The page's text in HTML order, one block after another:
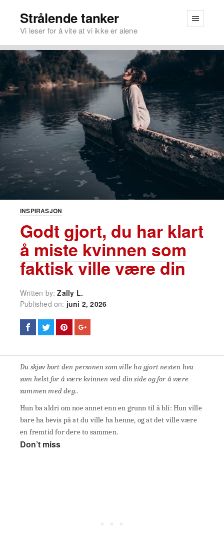
Strålende tanker
Vi leser for å vite at vi ikke er alene
INSPIRASJON
Godt gjort, du har klart
å miste kvinnen som
faktisk ville være din
Written by:Zally L.
Published on: juni 2, 2026
Du skjøv bort den personen som ville ha gjort nesten hva
som helst for å være kvinnen ved din side og for å være
sammen med deg..
Hun ba aldri om noe annet enn en grunn til å bli: Hun ville
bare ha bevis på at du ville ha henne, og at det ville være
en fremtid for dere to sammen.
Don’t miss